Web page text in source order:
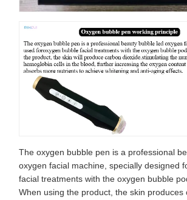
The oxygen bubble pen is a professional
oxygen facial machine, specially designed
facial treatments with the oxygen bubble
When using the product, the skin produces